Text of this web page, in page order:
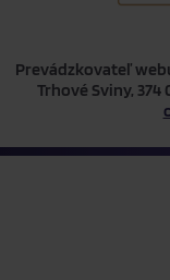
Prevádzkovateľ
Trhové Sviny, 374